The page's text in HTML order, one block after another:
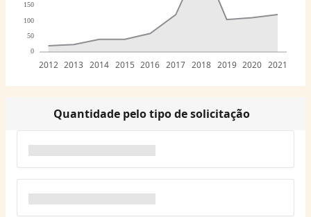
0
50
100
150
2012 2013 2014 2015 2016 2017 2018 2019 2020 2021
Quantidade pelo tipo de solicitação